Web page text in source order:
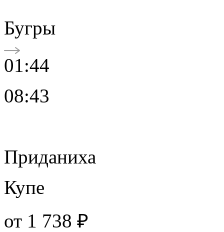
Бугры
01:44
08:43
Приданиха
Купе
от 1 738 ₽